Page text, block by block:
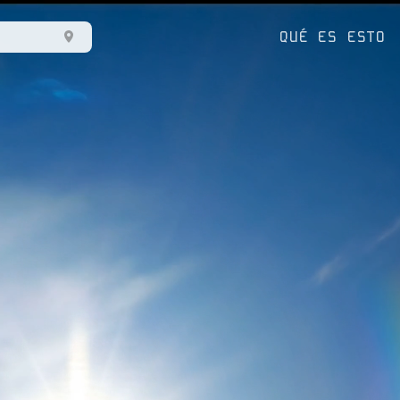
QUÉ ES ESTO